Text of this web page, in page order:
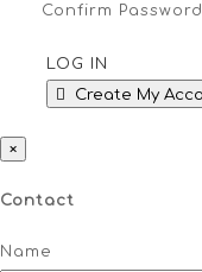
Confirm Password
LOG IN
Create My
×
Contact
Name